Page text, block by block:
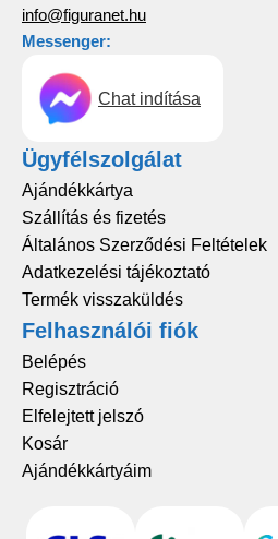
info@figuranet.hu
Messenger:
Chat indítása
Ügyfélszolgálat
Ajándékkártya
Szállítás és fizetés
Általános Szerződési Feltételek
Adatkezelési tájékoztató
Termék visszaküldés
Felhasználói fiók
Belépés
Regisztráció
Elfelejtett jelszó
Kosár
Ajándékkártyáim